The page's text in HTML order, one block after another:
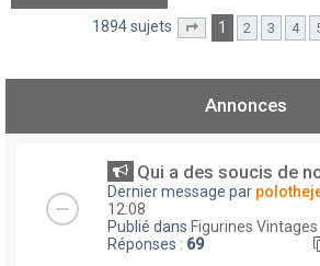
1894 sujets Page sur38
1 2 3 4
Annonces
Qui a des soucis de
Dernier message par
12:08
Publié dans Figurines Vintages
Réponses : 69